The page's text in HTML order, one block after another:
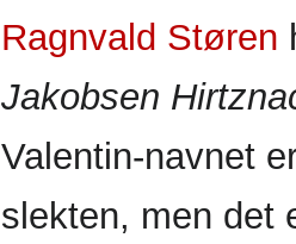
Ragnvald Støren
Jakobsen
Valentin-navnet
slekten, men det